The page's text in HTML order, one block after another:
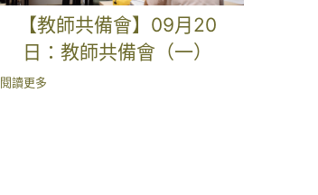
【教師共備會】09月20
日：教師共備會（一）
閱讀更多